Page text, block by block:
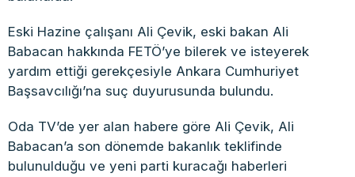
Eski Hazine çalışanı Ali Çevik, eski bakan Ali
Babacan hakkında FETÖ’ye bilerek ve isteyerek
yardım ettiği gerekçesiyle Ankara Cumhuriyet
Başsavcılığı’na suç duyurusunda bulundu.
Oda TV’de yer alan habere göre Ali Çevik, Ali
Babacan’a son dönemde bakanlık teklifinde
bulunulduğu ve yeni parti kuracağı haberleri